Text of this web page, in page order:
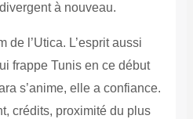
à nouveau.
de l’Utica. L’esprit aussi
frappe Tunis en ce début
s’anime, elle a confiance.
crédits, proximité du plus